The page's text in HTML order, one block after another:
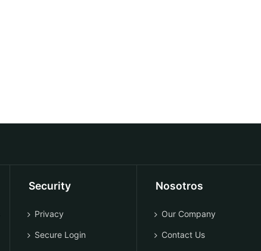
Security
Privacy
Secure Login
Nosotros
Our Company
Contact Us